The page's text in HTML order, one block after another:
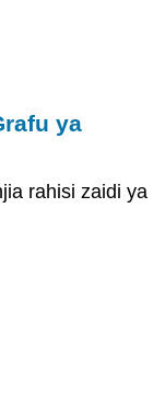
ya
rahisi zaidi ya